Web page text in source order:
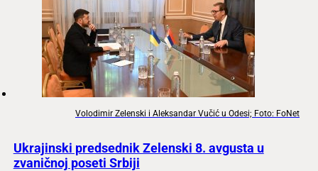
Volodimir Zelenski i Aleksandar Vučić u Odesi; Foto: FoNet
Ukrajinski predsednik Zelenski 8. avgusta u
zvaničnoj poseti Srbiji